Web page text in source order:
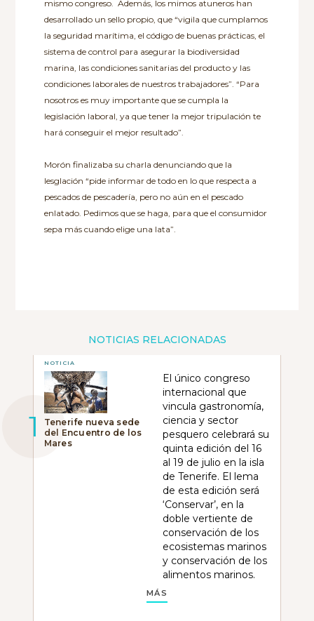
mismo congreso. Además, los mimos atuneros han
desarrollado un sello propio, que “vigila que cumplamos
la seguridad marítima, el código de buenas prácticas, el
sistema de control para asegurar la biodiversidad
marina, las condiciones sanitarias del producto y las
condiciones laborales de nuestros trabajadores”. “Para
nosotros es muy importante que se cumpla la
legislación laboral, ya que tener la mejor tripulación te
hará conseguir el mejor resultado”.
Morón finalizaba su charla denunciando que la
lesglación “pide informar de todo en lo que respecta a
pescados de pescadería, pero no aún en el pescado
enlatado. Pedimos que se haga, para que el consumidor
sepa más cuando elige una lata”.
NOTICIAS RELACIONADAS
NOTICIA
Tenerife nueva sede
del Encuentro de los
Mares
El único congreso
internacional que
vincula gastronomía,
ciencia y sector
pesquero celebrará su
quinta edición del 16
al 19 de julio en la isla
de Tenerife. El lema
de esta edición será
‘Conservar’, en la
doble vertiente de
conservación de los
ecosistemas marinos
y conservación de los
alimentos marinos.
MÁS